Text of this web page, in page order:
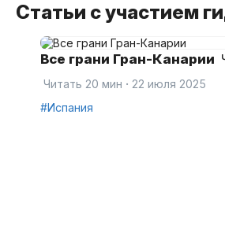
Статьи с участием
Все грани Гран-Канарии
Читать 20 мин · 22 июля 2025
#Испания